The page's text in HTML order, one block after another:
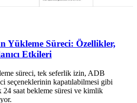
Yükleme Süreci: Özellikler,
Etkileri
süreci, tek seferlik izin, ADB
seçeneklerinin kapatılabilmesi gibi
saat bekleme süresi ve kimlik